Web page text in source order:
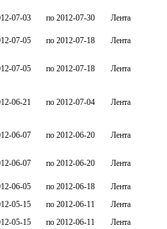
07-03 по 2012-07-30
Лента
07-05 по 2012-07-18 Лента
07-05 по 2012-07-18 Лента
06-21 по 2012-07-04 Лента
06-07 по 2012-06-20 Лента
06-07 по 2012-06-20 Лента
06-05 по 2012-06-18
Лента
05-15 по 2012-06-11
Лента
05-15 по 2012-06-11
Лента